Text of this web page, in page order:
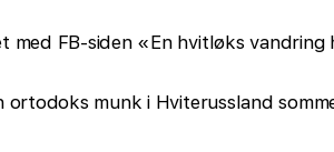
med FB-siden «En hvitløks
munk i Hviterussland